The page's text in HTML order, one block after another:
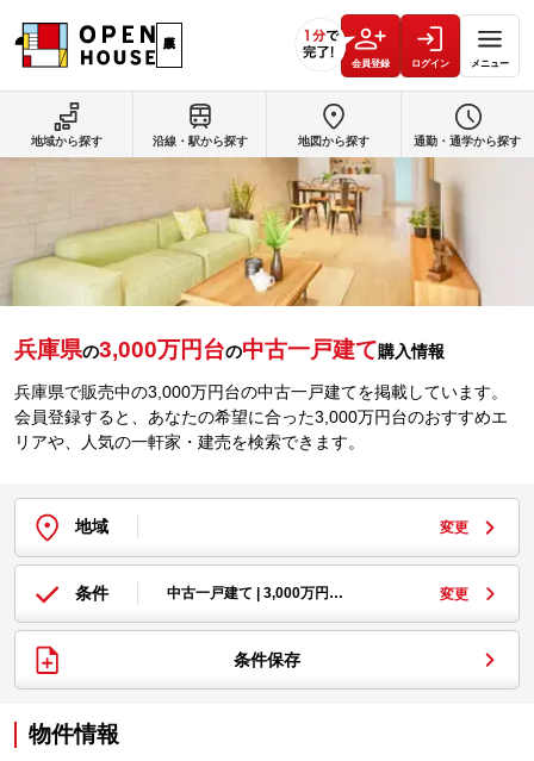
会員登録 ログイン メニュー
兵庫県の3,000万円台の中古一戸建て購入情報
兵庫県で販売中の3,000万円台の中古一戸建てを掲載しています。
会員登録すると、あなたの希望に合った3,000万円台のおすすめエ
リアや、人気の一軒家・建売を検索できます。
地域 変更
条件 中古一戸建て | 3,000万円… 変更
条件保存
物件情報
地域から探す 沿線・駅から探す 地図から探す 通勤・通学から探す